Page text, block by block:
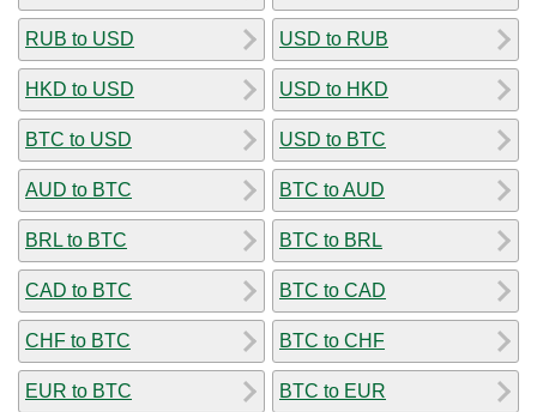
RUB to USD
HKD to USD
BTC to USD
AUD to BTC
BRL to BTC
CAD to BTC
CHF to BTC
EUR to BTC
USD to RUB
USD to HKD
USD to BTC
BTC to AUD
BTC to BRL
BTC to CAD
BTC to CHF
BTC to EUR